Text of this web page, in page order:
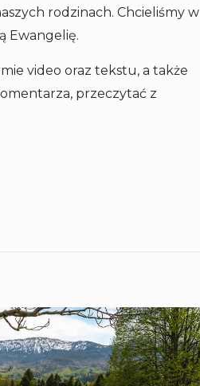
rodzinach. Chcieliśmy w
Ewangelię.
video oraz tekstu, a także
przeczytać z